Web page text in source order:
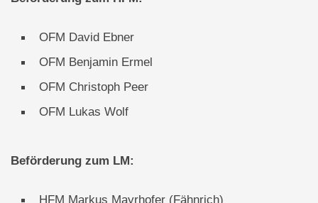
OFM David Ebner
OFM Benjamin Ermel
OFM Christoph Peer
OFM Lukas Wolf
Beförderung zum LM:
HFM Markus Mayrhofer (Fähnrich)